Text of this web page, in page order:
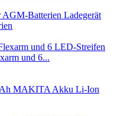
Ladegerät
und 6...
MAKITA Akku Li-Ion